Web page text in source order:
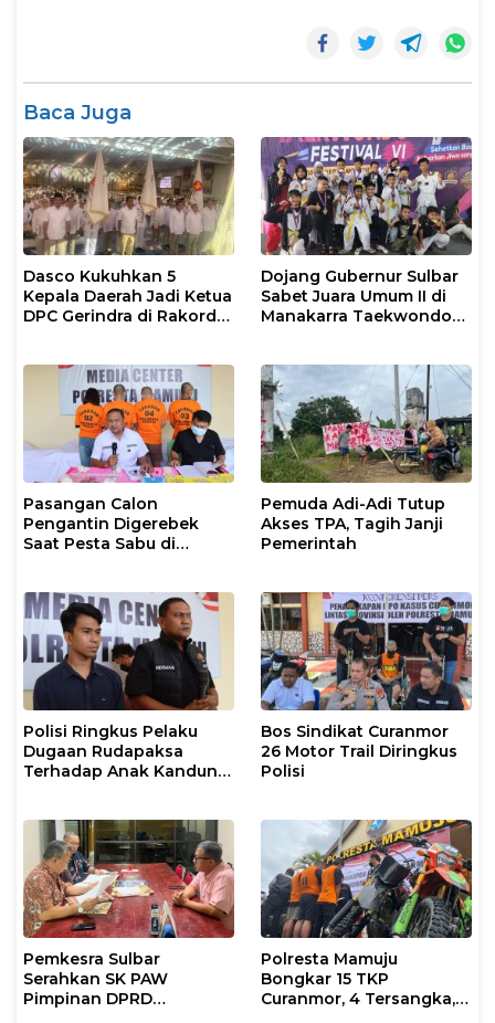
Baca Juga
Dasco Kukuhkan 5
Kepala Daerah Jadi Ketua
DPC Gerindra di Rakorda
Dojang Gubernur Sulbar
Sabet Juara Umum II di
Manakarra Taekwondo
Pasangan Calon
Pengantin Digerebek
Saat Pesta Sabu di
Pemuda Adi-Adi Tutup
Akses TPA, Tagih Janji
Pemerintah
Polisi Ringkus Pelaku
Dugaan Rudapaksa
Terhadap Anak Kandung
Bos Sindikat Curanmor
26 Motor Trail Diringkus
Polisi
Pemkesra Sulbar
Serahkan SK PAW
Pimpinan DPRD
Polresta Mamuju
Bongkar 15 TKP
Curanmor, 4 Tersangka, 1